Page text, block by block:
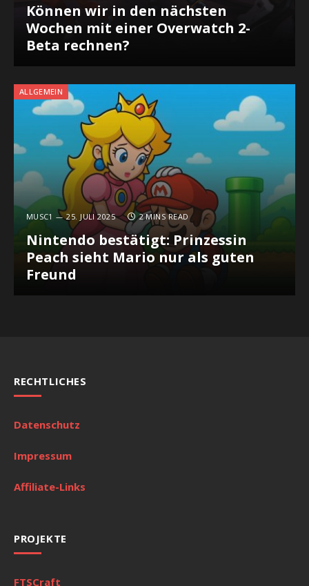
Können wir in den nächsten
Wochen mit einer Overwatch 2-
Beta rechnen?
ALLGEMEIN
MUSC1 25. JULI 2025 2 MINS READ
Nintendo bestätigt: Prinzessin
Peach sieht Mario nur als guten
Freund
RECHTLICHES
Datenschutz
Impressum
Affiliate-Links
PROJEKTE
FTSCraft